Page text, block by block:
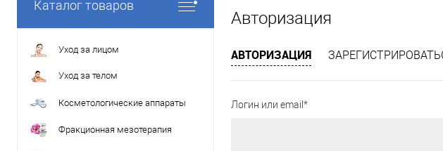
Каталог товаров
Уход за лицом
Уход за телом
Косметологические аппараты
Фракционная мезотерапия
Авторизация
АВТОРИЗАЦИЯ
Логин или email*